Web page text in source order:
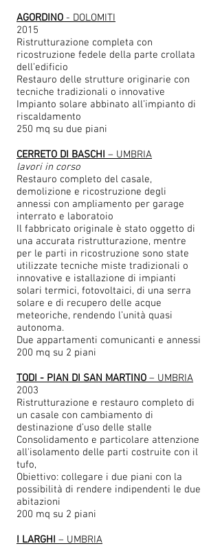
AGORDINO - DOLOMITI
2015
Ristrutturazione completa con
ricostruzione fedele della parte crollata
dell’edificio
Restauro delle strutture originarie con
tecniche tradizionali o innovative
Impianto solare abbinato all’impianto di
riscaldamento
250 mq su due piani
CERRETO DI BASCHI – UMBRIA
lavori in corso
Restauro completo del casale,
demolizione e ricostruzione degli
annessi con ampliamento per garage
interrato e laboratoio
Il fabbricato originale è stato oggetto di
una accurata ristrutturazione, mentre
per le parti in ricostruzione sono state
utilizzate tecniche miste tradizionali o
innovative e istallazione di impianti
solari termici, fotovoltaici, di una serra
solare e di recupero delle acque
meteoriche, rendendo l’unità quasi
autonoma.
Due appartamenti comunicanti e annessi
200 mq su 2 piani
TODI - PIAN DI SAN MARTINO – UMBRIA
2003
Ristrutturazione e restauro completo di
un casale con cambiamento di
destinazione d’uso delle stalle
Consolidamento e particolare attenzione
all'isolamento delle parti costruite con il
tufo,
Obiettivo: collegare i due piani con la
possibilità di rendere indipendenti le due
abitazioni
200 mq su 2 piani
I LARGHI – UMBRIA